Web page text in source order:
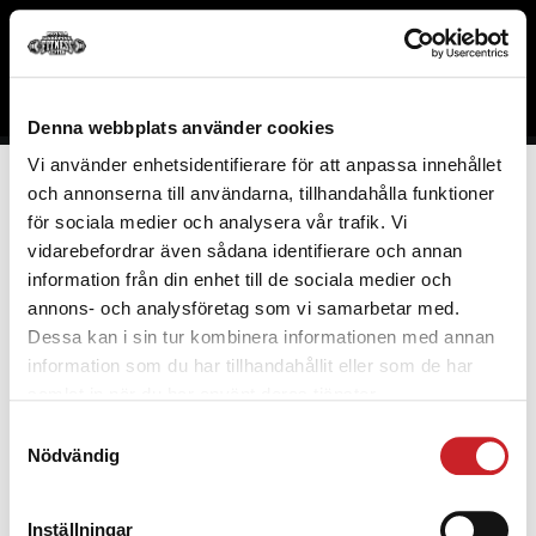
Denna webbplats använder cookies
Vi använder enhetsidentifierare för att anpassa innehållet
och annonserna till användarna, tillhandahålla funktioner
för sociala medier och analysera vår trafik. Vi
vidarebefordrar även sådana identifierare och annan
information från din enhet till de sociala medier och
annons- och analysföretag som vi samarbetar med.
Dessa kan i sin tur kombinera informationen med annan
information som du har tillhandahållit eller som de har
Nödvändig
Inställningar
VÅRA ANLÄGGNINGAR
FANTASTIC LINE
FL COACHING
BUTIK – KÖP MED KLARNA
Nothing found.
Nothing found.